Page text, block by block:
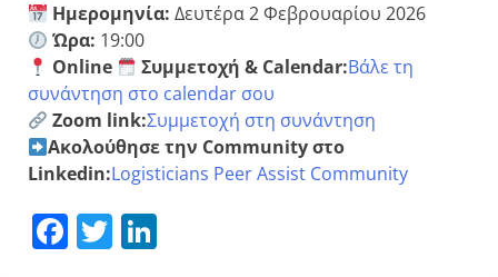
Ημερομηνία: Δευτέρα 2 Φεβρουαρίου 2026
Ώρα: 19:00
Online
Συμμετοχή & Calendar:Βάλε τη
συνάντηση στο calendar σου
Zoom link:Συμμετοχή στη συνάντηση
Ακολούθησε την Community στο
Linkedin:Logisticians Peer Assist Community
Facebook
Twitter